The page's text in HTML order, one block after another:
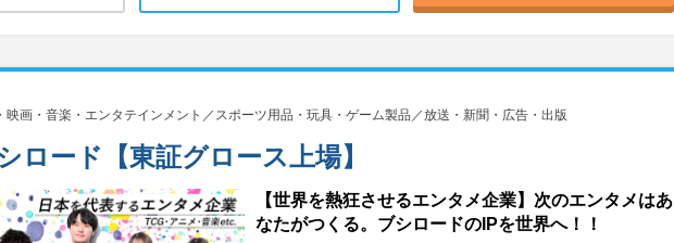
映画・音楽・エンタテインメント／スポーツ用品・玩具・ゲーム製品／放送・新聞・広告・出版
ロード【東証グロース上場】
【世界を熱狂させるエンタメ企業】次のエンタメはあ
なたがつくる。ブシロードのIPを世界へ！！